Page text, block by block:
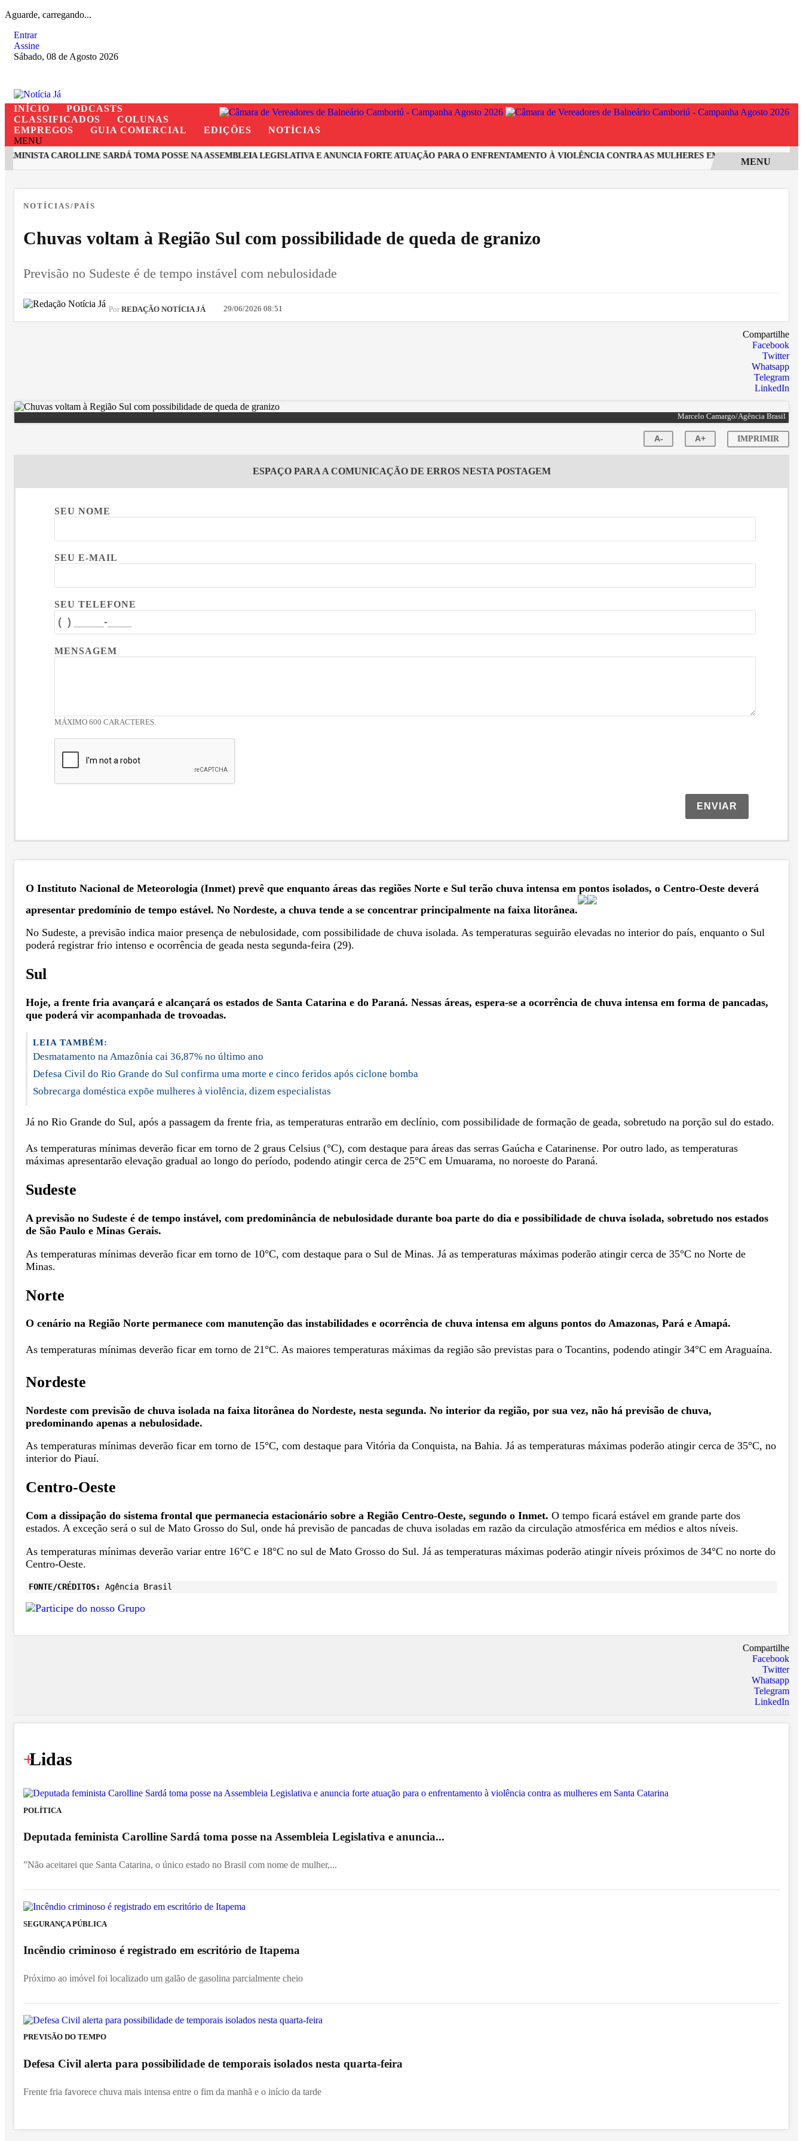
Aguarde, carregando...
Entrar
Assine
Sábado, 08 de Agosto 2026
INÍCIO
PODCASTS
CLASSIFICADOS
COLUNAS
EMPREGOS
GUIA COMERCIAL EDIÇÕES
NOTÍCIAS
MENU
CAROLLINE SARDÁ TOMA POSSE NA ASSEMBLEIA LEGISLATIVA E ANUNCIA FORTE ATUAÇÃO PARA O ENFRENTAMENTO À VIOLÊNCIA CONTRA AS MULHERES EM SANTA CATARINA
MENU
NOTÍCIAS/PAÍS
Chuvas voltam à Região Sul com possibilidade de queda de granizo
Previsão no Sudeste é de tempo instável com nebulosidade
Por REDAÇÃO NOTÍCIA JÁ 29/06/2026 08:51
Compartilhe
Facebook
Twitter
Whatsapp
Telegram
LinkedIn
Marcelo Camargo/Agência Brasil
A- A+ IMPRIMIR
ESPAÇO PARA A COMUNICAÇÃO DE ERROS NESTA POSTAGEM
SEU NOME
SEU E-MAIL
SEU TELEFONE
MENSAGEM
MÁXIMO 600 CARACTERES.
ENVIAR
O Instituto Nacional de Meteorologia (Inmet) prevê que enquanto áreas das regiões Norte e Sul terão chuva intensa em pontos isolados, o Centro-Oeste deverá
apresentar predomínio de tempo estável. No Nordeste, a chuva tende a se concentrar principalmente na faixa litorânea.
No Sudeste, a previsão indica maior presença de nebulosidade, com possibilidade de chuva isolada. As temperaturas seguirão elevadas no interior do país, enquanto o Sul
poderá registrar frio intenso e ocorrência de geada nesta segunda-feira (29).
Sul
Hoje, a frente fria avançará e alcançará os estados de Santa Catarina e do Paraná. Nessas áreas, espera-se a ocorrência de chuva intensa em forma de pancadas,
que poderá vir acompanhada de trovoadas.
LEIA TAMBÉM:
Desmatamento na Amazônia cai 36,87% no último ano
Defesa Civil do Rio Grande do Sul confirma uma morte e cinco feridos após ciclone bomba
Sobrecarga doméstica expõe mulheres à violência, dizem especialistas
Já no Rio Grande do Sul, após a passagem da frente fria, as temperaturas entrarão em declínio, com possibilidade de formação de geada, sobretudo na porção sul do estado.
As temperaturas mínimas deverão ficar em torno de 2 graus Celsius (°C), com destaque para áreas das serras Gaúcha e Catarinense. Por outro lado, as temperaturas
máximas apresentarão elevação gradual ao longo do período, podendo atingir cerca de 25°C em Umuarama, no noroeste do Paraná.
Sudeste
A previsão no Sudeste é de tempo instável, com predominância de nebulosidade durante boa parte do dia e possibilidade de chuva isolada, sobretudo nos estados
de São Paulo e Minas Gerais.
As temperaturas mínimas deverão ficar em torno de 10°C, com destaque para o Sul de Minas. Já as temperaturas máximas poderão atingir cerca de 35°C no Norte de
Minas.
Norte
O cenário na Região Norte permanece com manutenção das instabilidades e ocorrência de chuva intensa em alguns pontos do Amazonas, Pará e Amapá.
As temperaturas mínimas deverão ficar em torno de 21°C. As maiores temperaturas máximas da região são previstas para o Tocantins, podendo atingir 34°C em Araguaína.
Nordeste
Nordeste com previsão de chuva isolada na faixa litorânea do Nordeste, nesta segunda. No interior da região, por sua vez, não há previsão de chuva,
predominando apenas a nebulosidade.
As temperaturas mínimas deverão ficar em torno de 15°C, com destaque para Vitória da Conquista, na Bahia. Já as temperaturas máximas poderão atingir cerca de 35°C, no
interior do Piauí.
Centro-Oeste
Com a dissipação do sistema frontal que permanecia estacionário sobre a Região Centro-Oeste, segundo o Inmet. O tempo ficará estável em grande parte dos
estados. A exceção será o sul de Mato Grosso do Sul, onde há previsão de pancadas de chuva isoladas em razão da circulação atmosférica em médios e altos níveis.
As temperaturas mínimas deverão variar entre 16°C e 18°C no sul de Mato Grosso do Sul. Já as temperaturas máximas poderão atingir níveis próximos de 34°C no norte do
Centro-Oeste.
FONTE/CRÉDITOS: Agência Brasil
Compartilhe
Facebook
Twitter
Whatsapp
Telegram
LinkedIn
+
Lidas
POLÍTICA
Deputada feminista Carolline Sardá toma posse na Assembleia Legislativa e anuncia...
”Não aceitarei que Santa Catarina, o único estado no Brasil com nome de mulher,...
SEGURANÇA PÚBLICA
Incêndio criminoso é registrado em escritório de Itapema
Próximo ao imóvel foi localizado um galão de gasolina parcialmente cheio
PREVISÃO DO TEMPO
Defesa Civil alerta para possibilidade de temporais isolados nesta quarta-feira
Frente fria favorece chuva mais intensa entre o fim da manhã e o início da tarde